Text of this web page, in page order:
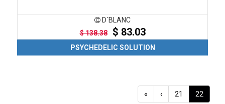
D´BLANC
$ 138.38$ 83.03
PSYCHEDELIC SOLUTION
« ‹ 21 22